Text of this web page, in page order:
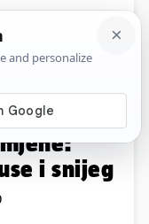
Komentari
i snijeg